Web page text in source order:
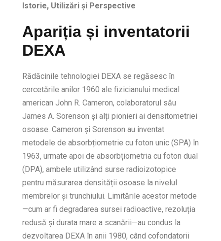
Istorie, Utilizări și Perspective
Apariția și inventatorii
DEXA
Rădăcinile tehnologiei DEXA se regăsesc în
cercetările anilor 1960 ale fizicianului medical
american John R. Cameron, colaboratorul său
James A. Sorenson și alți pionieri ai densitometriei
osoase. Cameron și Sorenson au inventat
metodele de absorbțiometrie cu foton unic (SPA) în
1963, urmate apoi de absorbțiometria cu foton dual
(DPA), ambele utilizând surse radioizotopice
pentru măsurarea densității osoase la nivelul
membrelor și trunchiului. Limitările acestor metode
—cum ar fi degradarea sursei radioactive, rezoluția
redusă și durata mare a scanării—au condus la
dezvoltarea DEXA în anii 1980, când cofondatorii